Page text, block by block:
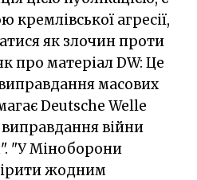
агресії,
як злочин проти
про матеріал DW: Це
масових
Deutsche Welle
війни
"У Міноборони
жодним